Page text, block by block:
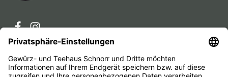
Service-Hotline